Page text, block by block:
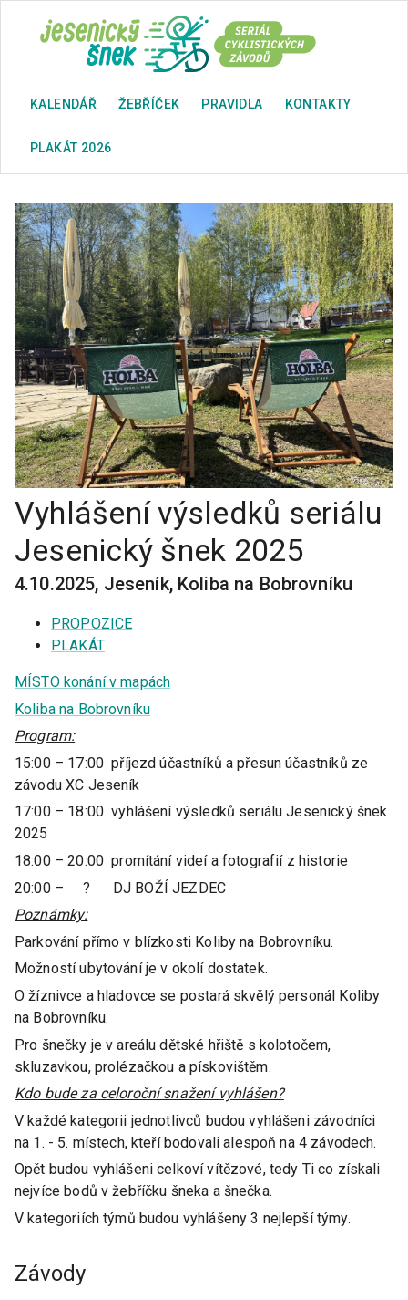
KALENDÁŘ ŽEBŘÍČEK PRAVIDLA KONTAKTY
PLAKÁT 2026
Vyhlášení výsledků seriálu
Jesenický šnek 2025
4.10.2025, Jeseník, Koliba na Bobrovníku
PROPOZICE
PLAKÁT
MÍSTO konání v mapách
Koliba na Bobrovníku
Program:
15:00 – 17:00 příjezd účastníků a přesun účastníků ze
závodu XC Jeseník
17:00 – 18:00 vyhlášení výsledků seriálu Jesenický šnek
2025
18:00 – 20:00 promítání videí a fotografií z historie
20:00 – ? DJ BOŽÍ JEZDEC
Poznámky:
Parkování přímo v blízkosti Koliby na Bobrovníku.
Možností ubytování je v okolí dostatek.
O žíznivce a hladovce se postará skvělý personál Koliby
na Bobrovníku.
Pro šnečky je v areálu dětské hřiště s kolotočem,
skluzavkou, prolézačkou a pískovištěm.
Kdo bude za celoroční snažení vyhlášen?
V každé kategorii jednotlivců budou vyhlášeni závodníci
na 1. - 5. místech, kteří bodovali alespoň na 4 závodech.
Opět budou vyhlášeni celkoví vítězové, tedy Ti co získali
nejvíce bodů v žebříčku šneka a šnečka.
V kategoriích týmů budou vyhlášeny 3 nejlepší týmy.
Závody